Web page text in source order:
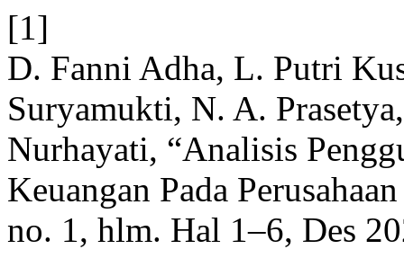
[1]
D. Fanni Adha, L. Putri
Suryamukti, N. A.
Nurhayati, “Analisis
Keuangan Pada
no. 1, hlm. Hal 1–6, Des